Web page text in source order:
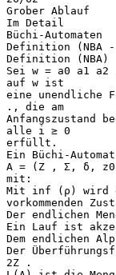
Grober Ablauf
Im Detail
Büchi-Automaten
Definition (NBA -
Definition (NBA)
Sei w = a0 a1
auf w ist
eine unendliche
., die am
alle i ≥ 0
erfüllt.
Ein Büchi-
A = (Z , Σ, δ, z0
mit:
Mit inf (ρ) wird
vorkommenden
Der endlichen
Ein Lauf ist
Dem endlichen
Der
2Z .